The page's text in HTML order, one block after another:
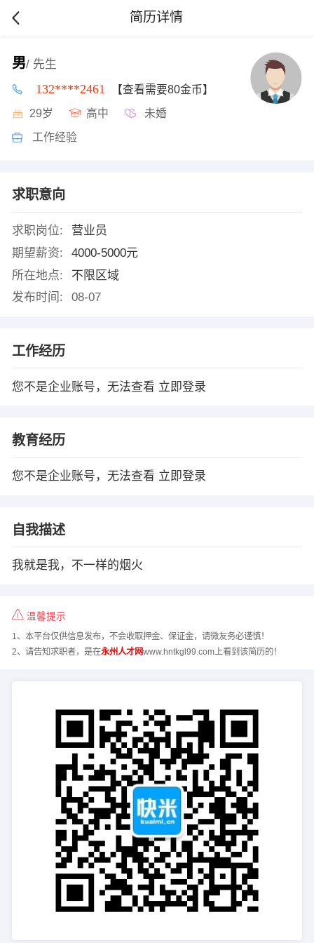
简历详情
男/ 先生
132****2461 【查看需要80金币】
29岁 高中 未婚
工作经验
求职意向
求职岗位:
营业员
期望薪资:
4000-5000元
所在地点:
不限区域
发布时间:
08-07
工作经历
您不是企业账号，无法查看 立即登录
教育经历
您不是企业账号，无法查看 立即登录
自我描述
我就是我，不一样的烟火
温馨提示
1、本平台仅供信息发布，不会收取押金、保证金，请微友务必谨慎！
2、请告知求职者，是在永州人才网www.hntkgl99.com上看到该简历的！